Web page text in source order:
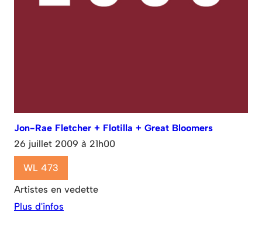
Jon-Rae Fletcher + Flotilla + Great Bloomers
26 juillet 2009 à 21h00
WL 473
Artistes en vedette
Plus d'infos